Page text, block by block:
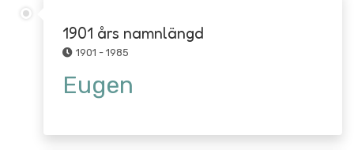
1901 års namnlängd
1901 - 1985
Eugen